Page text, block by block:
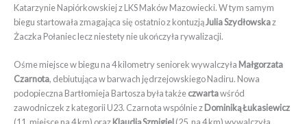
Katarzynie Napiórkowskiej z LKS Maków Mazowiecki. W tym samym
biegu startowała zmagająca się ostatnio z kontuzjąJulia Szydłowskaz
Żaczka Połaniec lecz niestety nie ukończyła rywalizacji.
Ośme miejsce w biegu na 4 kilometry seniorek wywalczyła Małgorzata
Czarnota, debiutująca w barwach jędrzejowskiego Nadiru. Nowa
podopieczna Bartłomieja Bartosza była takżeczwartawśród
zawodniczek z kategorii U23. Czarnota wspólnie zDominiką Łukasiewicz